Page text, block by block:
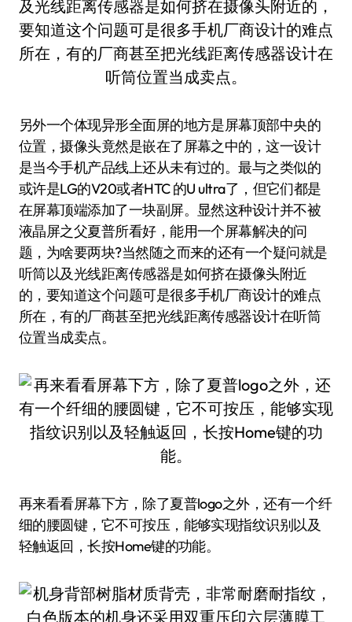
另外一个体现异形全面屏的地方是屏幕顶部中央的
位置，摄像头竟然是嵌在了屏幕之中的，这一设计
是当今手机产品线上还从未有过的。最与之类似的
或许是LG的V20或者HTC 的U ultra了，但它们都是
在屏幕顶端添加了一块副屏。显然这种设计并不被
液晶屏之父夏普所看好，能用一个屏幕解决的问
题，为啥要两块?当然随之而来的还有一个疑问就是
听筒以及光线距离传感器是如何挤在摄像头附近
的，要知道这个问题可是很多手机厂商设计的难点
所在，有的厂商甚至把光线距离传感器设计在听筒
位置当成卖点。
再来看看屏幕下方，除了夏普logo之外，还有一个纤
细的腰圆键，它不可按压，能够实现指纹识别以及
轻触返回，长按Home键的功能。